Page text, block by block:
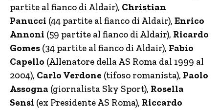
partite al fianco di Aldair), Christian
Panucci (44 partite al fianco di Aldair), Enrico
Annoni (59 partite al fianco di Aldair), Ricardo
Gomes (34 partite al fianco di Aldair), Fabio
Capello (Allenatore della AS Roma dal 1999 al
2004), Carlo Verdone (tifoso romanista), Paolo
Assogna (giornalista Sky Sport), Rosella
Sensi (ex Presidente AS Roma), Riccardo